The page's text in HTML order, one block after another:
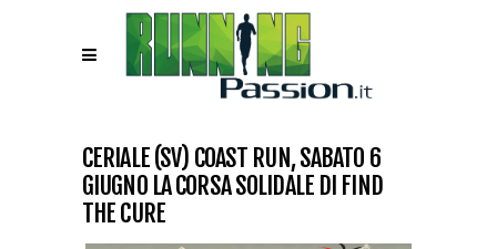
CERIALE (SV) COAST RUN, SABATO 6
GIUGNO LA CORSA SOLIDALE DI FIND
THE CURE